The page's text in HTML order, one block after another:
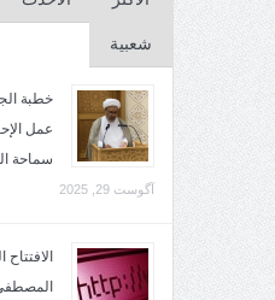
شعبية
سماحة
آگوست 29, 2025